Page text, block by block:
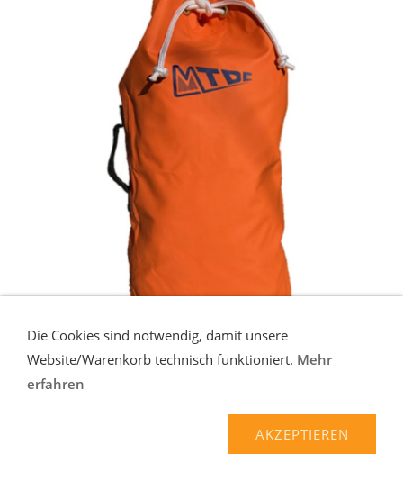
Die Cookies sind notwendig, damit unsere
Website/Warenkorb technisch funktioniert. Mehr
erfahren
AKZEPTIEREN